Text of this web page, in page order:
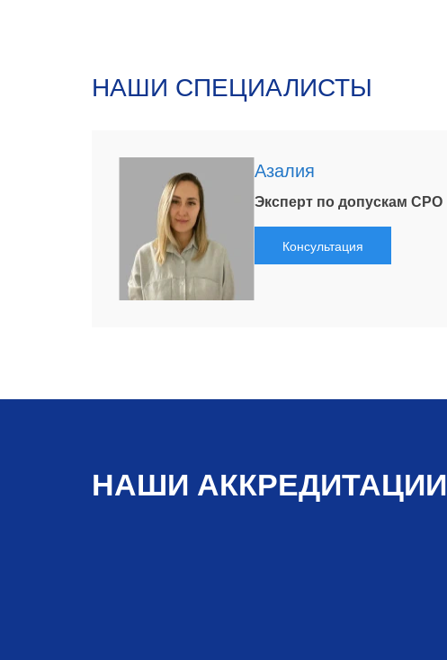
НАШИ СПЕЦИАЛИСТЫ
Азалия
Эксперт по допускам СРО
Консультация
НАШИ АККРЕДИТАЦИИ